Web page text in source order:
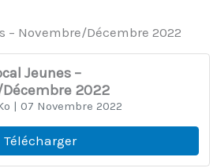
– Novembre/Décembre 2022
Jeunes –
2022
| 07 Novembre 2022
Télécharger